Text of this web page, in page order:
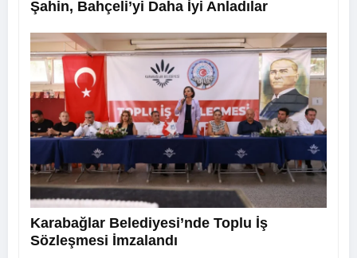
Şahin, Bahçeli’yi Daha İyi Anladılar
Karabağlar Belediyesi’nde Toplu İş
Sözleşmesi İmzalandı